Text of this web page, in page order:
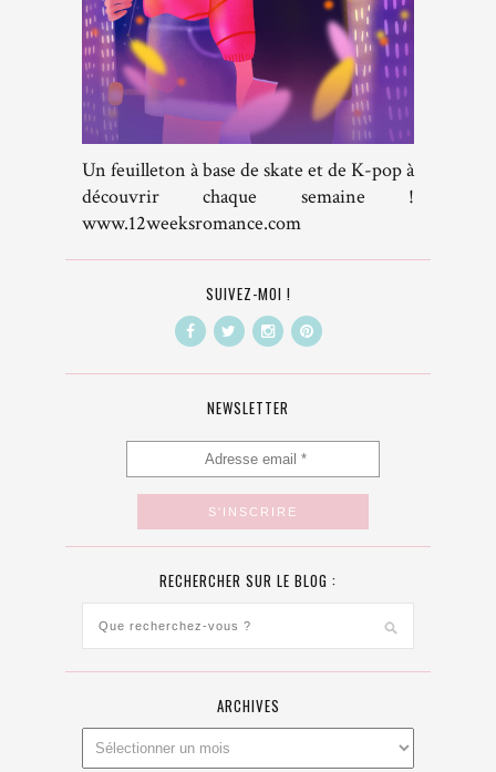
Un feuilleton à base de skate et de K-pop à
découvrir chaque semaine !
www.12weeksromance.com
SUIVEZ-MOI !
NEWSLETTER
RECHERCHER SUR LE BLOG :
ARCHIVES